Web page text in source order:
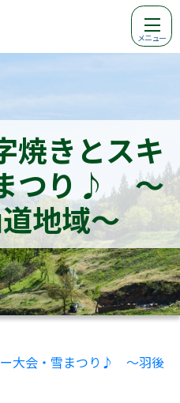
メニュー
焼きとスキ
つり♪ ～
地域～
ー大会・雪まつり♪ ～羽後